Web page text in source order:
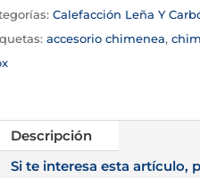
Calefacción Leña Y
accesorio chimenea,
Descripción
Si te interesa esta artículo,